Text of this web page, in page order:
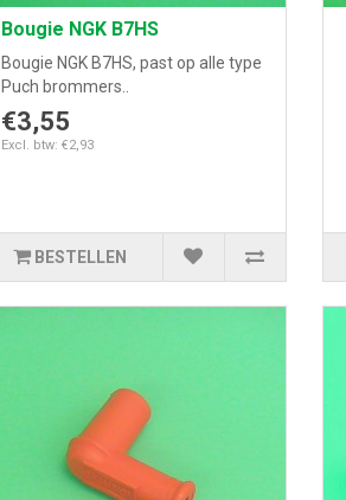
Bougie NGK B7HS
Bougie NGK B7HS, past op alle type
Puch brommers..
€3,55
Excl. btw: €2,93
BESTELLEN